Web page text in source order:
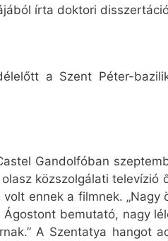
írta doktori
a Szent Péter-
Gandolfóban
közszolgálati televízió
ennek a filmnek.
bemutató, nagy
A Szentatya hangot